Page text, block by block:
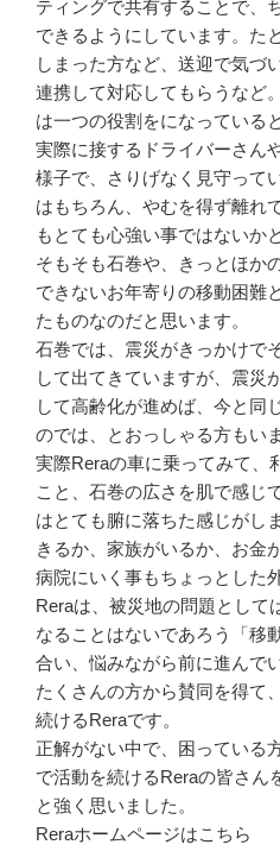
ティングで共有することで、
できるようにしています。た
しまった方など、送迎で気づ
連携して対応してもらうなど
は一つの役割をになっている
実際に接するドライバーさん
様子で、さりげなく見守って
はもちろん、やむを得ず離れ
もとても心強い事ではないか
そもそも石巻や、きっとほか
できないお年寄りの移動困難
たものなのだと思います。
石巻では、震災がきっかけで
して出てきていますが、震災
して高齢化が進めば、今と同
のでは、とおっしゃる方もい
実際Reraの車に乗ってみて、
こと、石巻の広さを肌で感じ
はとても腑に落ちた感じがし
きるか、家族がいるか、お金
病院にいく事もちょっとした
Reraは、被災地の問題として
なることはないであろう「移
合い、悩みながら前に進んで
たくさんの方から賛同を得て
続けるReraです。
正解がない中で、困っている
で活動を続けるReraの皆さん
と強く思いました。
Reraホームページはこちら